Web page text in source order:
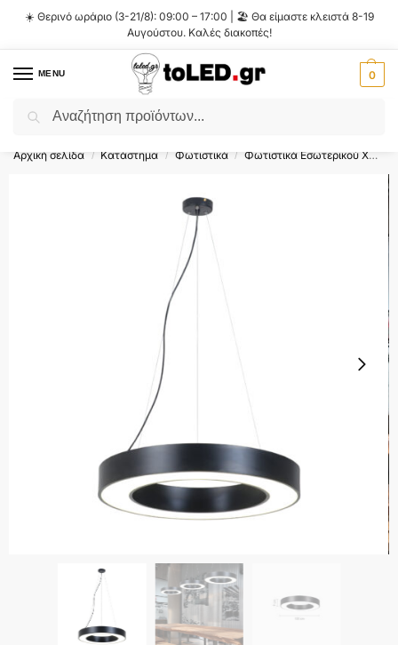
☀️ Θερινό ωράριο (3-21/8): 09:00 – 17:00 | 🏖️ Θα είμαστε κλειστά 8-19
Αυγούστου. Καλές διακοπές!
MENU 0
Flash Sale ⚡ 10% Έκπτωση με τον κωδικό
Αρχική σελίδα / Κατάστημα / Φωτιστικά / Φωτιστικά Εσωτερικού Χώρου